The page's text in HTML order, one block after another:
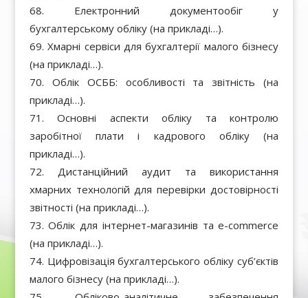
Електронний документообіг у
бухгалтерському обліку (на прикладі…).
Хмарні сервіси для бухгалтерії малого бізнесу
(на прикладі…).
Облік ОСББ: особливості та звітність (на
прикладі…).
Основні аспекти обліку та контролю
заробітної плати і кадрового обліку (на
прикладі…).
Дистанційний аудит та використання
хмарних технологій для перевірки достовірності
звітності (на прикладі…).
Облік для інтернет-магазинів та e-commerce
(на прикладі…).
Цифровізація бухгалтерського обліку суб’єктів
малого бізнесу (на прикладі…).